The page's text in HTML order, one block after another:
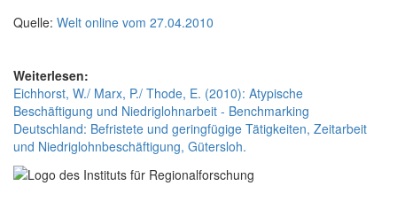
Quelle: Welt online vom 27.04.2010
Weiterlesen:
Eichhorst, W./ Marx, P./ Thode, E. (2010): Atypische
Beschäftigung und Niedriglohnarbeit - Benchmarking
Deutschland: Befristete und geringfügige Tätigkeiten, Zeitarbeit
und Niedriglohnbeschäftigung, Gütersloh.